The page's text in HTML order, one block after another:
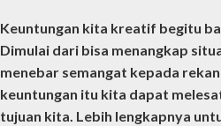
Keuntungan kita kreatif begitu
Dimulai dari bisa menangkap
menebar semangat kepada
keuntungan itu kita dapat
tujuan kita. Lebih lengkapnya